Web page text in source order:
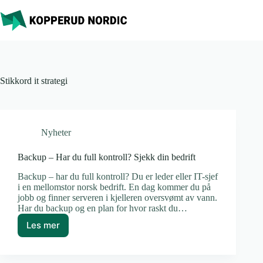
til
innholdet
Stikkord it strategi
Nyheter
Backup – Har du full kontroll? Sjekk din bedrift
Backup – har du full kontroll? Du er leder eller IT-sjef
i en mellomstor norsk bedrift. En dag kommer du på
jobb og finner serveren i kjelleren oversvømt av vann.
Har du backup og en plan for hvor raskt du…
Les mer
Backup